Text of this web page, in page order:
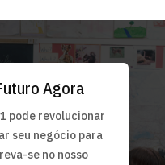
Agora
pode revolucionar
seu negócio para
se no nosso